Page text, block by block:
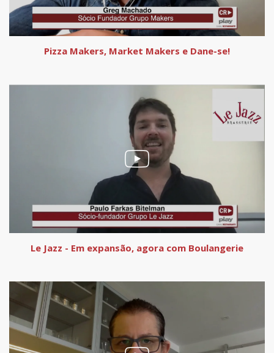
Pizza Makers, Market Makers e Dane-se!
Le Jazz - Em expansão, agora com Boulangerie